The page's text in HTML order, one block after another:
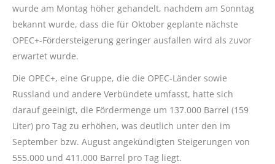
wurde am Montag höher gehandelt, nachdem am Sonntag
bekannt wurde, dass die für Oktober geplante nächste
OPEC+-Fördersteigerung geringer ausfallen wird als zuvor
erwartet wurde.
Die OPEC+, eine Gruppe, die die OPEC-Länder sowie
Russland und andere Verbündete umfasst, hatte sich
darauf geeinigt, die Fördermenge um 137.000 Barrel (159
Liter) pro Tag zu erhöhen, was deutlich unter den im
September bzw. August angekündigten Steigerungen von
555.000 und 411.000 Barrel pro Tag liegt.